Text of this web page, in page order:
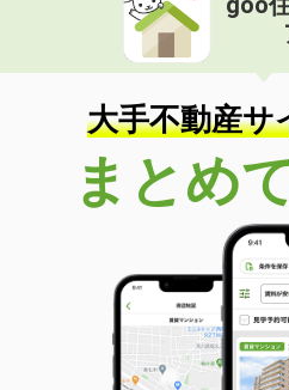
大手不動産サ
まとめ